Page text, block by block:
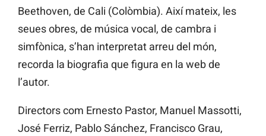
Beethoven, de Cali (Colòmbia). Així mateix, les
seues obres, de música vocal, de cambra i
simfònica, s’han interpretat arreu del món,
recorda la biografia que figura en la web de
l’autor.
Directors com Ernesto Pastor, Manuel Massotti,
José Ferriz, Pablo Sánchez, Francisco Grau,